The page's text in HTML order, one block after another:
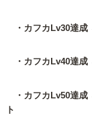
・カフカLv30達成
・カフカLv40達成
・カフカLv50達成
ト